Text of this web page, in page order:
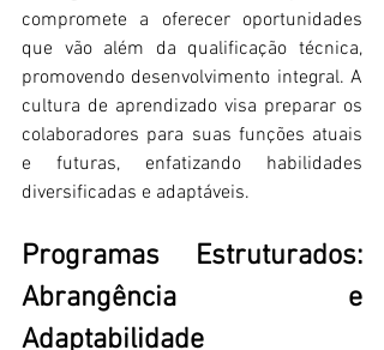
compromete a oferecer oportunidades
que vão além da qualificação técnica,
promovendo desenvolvimento integral. A
cultura de aprendizado visa preparar os
colaboradores para suas funções atuais
e futuras, enfatizando habilidades
diversificadas e adaptáveis.
Programas Estruturados:
Abrangência e
Adaptabilidade